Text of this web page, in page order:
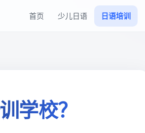
首页 少儿日语 日语培训
学校？